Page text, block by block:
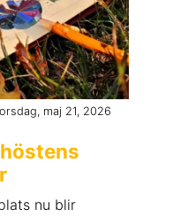
maj 21, 2026
nu blir